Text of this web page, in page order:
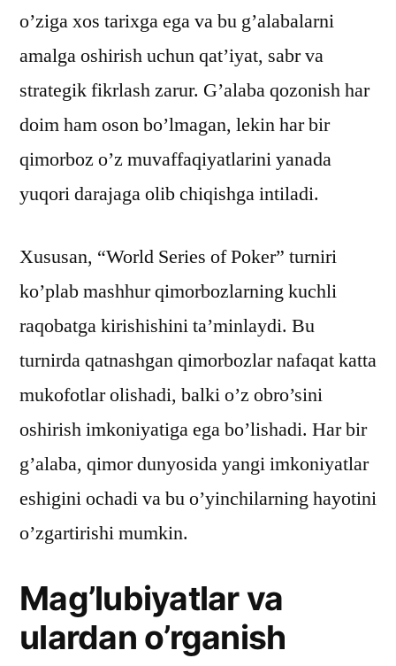
o’ziga xos tarixga ega va bu g’alabalarni
amalga oshirish uchun qat’iyat, sabr va
strategik fikrlash zarur. G’alaba qozonish har
doim ham oson bo’lmagan, lekin har bir
qimorboz o’z muvaffaqiyatlarini yanada
yuqori darajaga olib chiqishga intiladi.
Xususan, “World Series of Poker” turniri
ko’plab mashhur qimorbozlarning kuchli
raqobatga kirishishini ta’minlaydi. Bu
turnirda qatnashgan qimorbozlar nafaqat katta
mukofotlar olishadi, balki o’z obro’sini
oshirish imkoniyatiga ega bo’lishadi. Har bir
g’alaba, qimor dunyosida yangi imkoniyatlar
eshigini ochadi va bu o’yinchilarning hayotini
o’zgartirishi mumkin.
Mag’lubiyatlar va
ulardan o’rganish